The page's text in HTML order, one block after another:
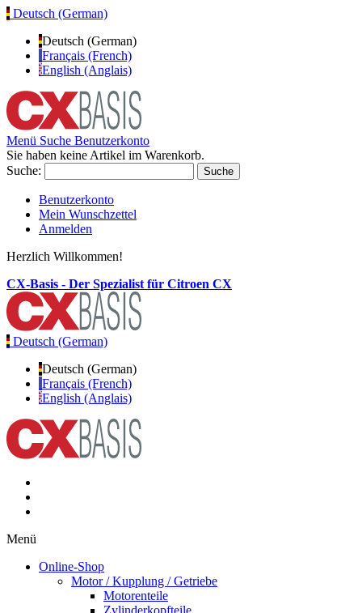
Deutsch (German)
Deutsch (German)
Français (French)
English (Anglais)
Menü Suche Benutzerkonto
Sie haben keine Artikel im Warenkorb.
Suche:
Suche
Benutzerkonto
Mein Wunschzettel
Anmelden
Herzlich Willkommen!
CX-Basis - Der Spezialist für Citroen CX
Deutsch (German)
Deutsch (German)
Français (French)
English (Anglais)
Menü
Online-Shop
Motor / Kupplung / Getriebe
Motorenteile
Zylinderkopfteile